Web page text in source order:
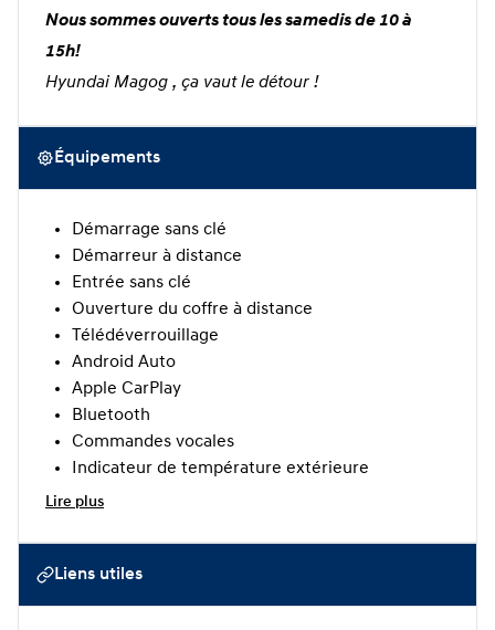
Nous sommes ouverts tous les samedis de 10 à
15h!
Hyundai Magog , ça vaut le détour !
Équipements
Démarrage sans clé
Démarreur à distance
Entrée sans clé
Ouverture du coffre à distance
Télédéverrouillage
Android Auto
Apple CarPlay
Bluetooth
Commandes vocales
Indicateur de température extérieure
Lire plus
Liens utiles